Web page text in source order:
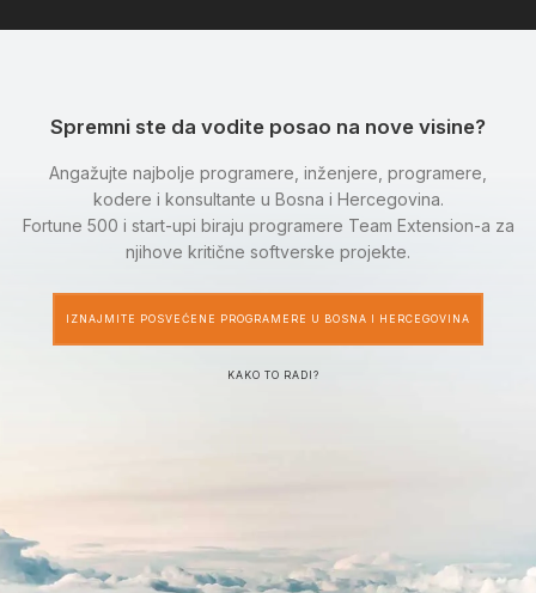
Spremni ste da vodite posao na nove visine?
Angažujte najbolje programere, inženjere, programere,
kodere i konsultante u Bosna i Hercegovina.
Fortune 500 i start-upi biraju programere Team Extension-a za
njihove kritične softverske projekte.
IZNAJMITE POSVEĆENE PROGRAMERE U BOSNA I HERCEGOVINA
KAKO TO RADI?